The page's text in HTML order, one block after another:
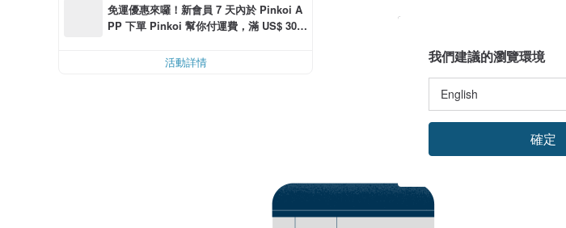
免運優惠來囉！新會員 7 天內於 Pinkoi A
PP 下單 Pinkoi 幫你付運費，滿 US$ 30.0
活動詳情
我們建議的瀏覽環境
確定